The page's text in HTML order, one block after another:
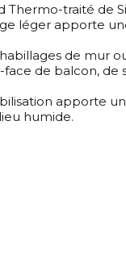
Thermo-traité de
léger apporte
de mur
de balcon, de
apporte
humide.